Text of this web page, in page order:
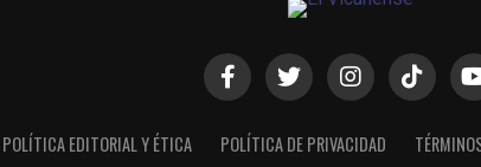
POLÍTICA EDITORIAL Y ÉTICA POLÍTICA DE PRIVACIDAD